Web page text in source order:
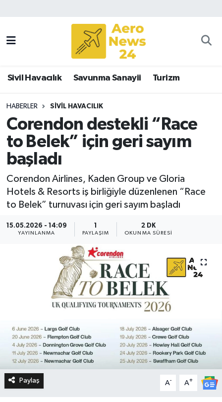
Sivil Havacılık Savunma Sanayii Turizm
HABERLER SIVIL HAVACILIK
Corendon destekli “Race
to Belek” için geri sayım
başladı
Corendon Airlines, Kaden Group ve Gloria
Hotels & Resorts iş birliğiyle düzenlenen “Race
to Belek” turnuvası için geri sayım başladı
15.05.2026 - 14:09
YAYINLANMA PAYLAŞIM
2 DK
OKUNMA SÜRESI
Paylaş A- A+